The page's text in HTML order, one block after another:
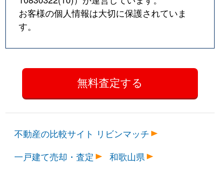
お客様の個人情報は大切に保護されていま
す。
不動産の比較サイト リビンマッチ
一戸建て売却・査定
和歌山県